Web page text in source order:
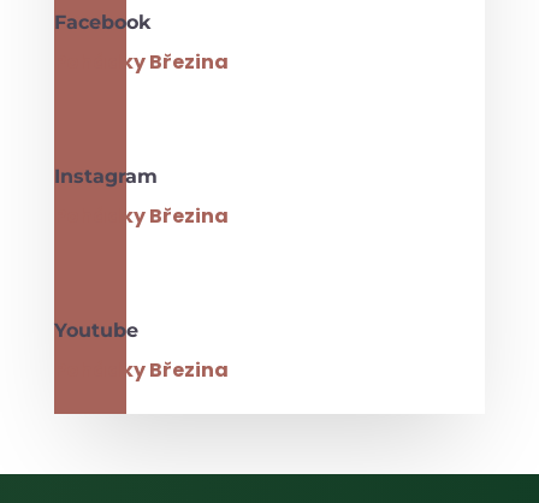
Facebook
Pohádky Březina
Instagram
Pohádky Březina
Youtube
Pohádky Březina